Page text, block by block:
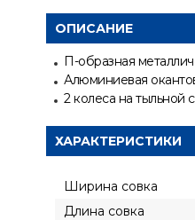
ОПИСАНИЕ
П-образная
Алюминиевая
2 колеса на тыльной
ХАРАКТЕРИСТИКИ
Ширина совка
Длина совка